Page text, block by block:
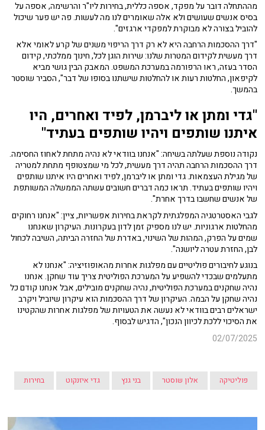
מההתחלה דובר על מפקד, אספה כללית, בחירות ליו"ר והרשימה, אספה על
בסיס אנשים שעושים ולא אלה שאומרים לנו מה לעשות. פה יש פער שיכול
להוביל בצורה לא מבוקרת למפקדי ארגזים".
"דרך ההסכמות הרחבה היא לא רק דרך הריפוי משנים של קרע לאומי אלא
דרך מעשית לקידום המטרות שלנו: שירות הוגן לכל, חינוך ממלכתי, קידום
הסדר בעזה, ראו הרפורמה במערכת המשפט. המאבק הבין גושי מביא
לקיפאון, החלטות רעות או להחלטות שישתנו בסופו של דבר", הסביר שוסטר
בהמשך.
"גדי ומתן או ליברמן, לפיד ואחרים, היו
איתנו שותפים ויהיו שותפים בעתיד"
נקודה נוספת שעלתה בשיחה: "אנחנו בוודאי לא נהיה מתחת לאחוז החסימה.
דרך ההסכמות הרחבה תהיה דרך מעשית, לכל מי שמצטופף מתחת למטריה
של מגילת העצמאות. גדי ומתן או ליברמן, לפיד ואחרים היו איתנו שותפים
ויהיו שותפים בעתיד. תראו כמה דברים חשובים עשתה הממשלה המשותפת
של אנשים שחשבו בדרך אחרת".
לגבי האסטרטגיה המפלגתית לקראת בחירות אפשריות, ציין: "אנחנו רחוקים
מהחלטות ארגוניות. יש לנו מספיק זמן לדון בעקרונות. העיקרון שאנחנו
שמים על הפרק, המהות של השינוי, באדרת של החזרה הביתה, השיבה לכחול
לבן, החזרת עטרה ליושנה".
בנוגע לחיבורים פוליטיים עם מפלגות אחרות מהאופוזיציה: "אנחנו לא
מתעלמים שבכדי להשפיע על המערכת הפוליטית צריך עוד שחקן. אנחנו
נהיה שחקנים במערכת הפוליטית, נהיה שחקנים מובילים, אבל אנחנו קודם כל
נהיה שחקן על הבמה. העיקרון של דרך ההסכמות הוא עיקרון שיוביל ויקרב
ישראלים רבים בוודאי לא נעשה את הטעויות של מפלגות אחרות שהקטינו
את הסיכוי ללכת לכיוון הנכון", הדגיש לבסוף.
02/07/2025
פוליטיקה אלון שוסטר בני גנץ גדי איזנקוט בחירות